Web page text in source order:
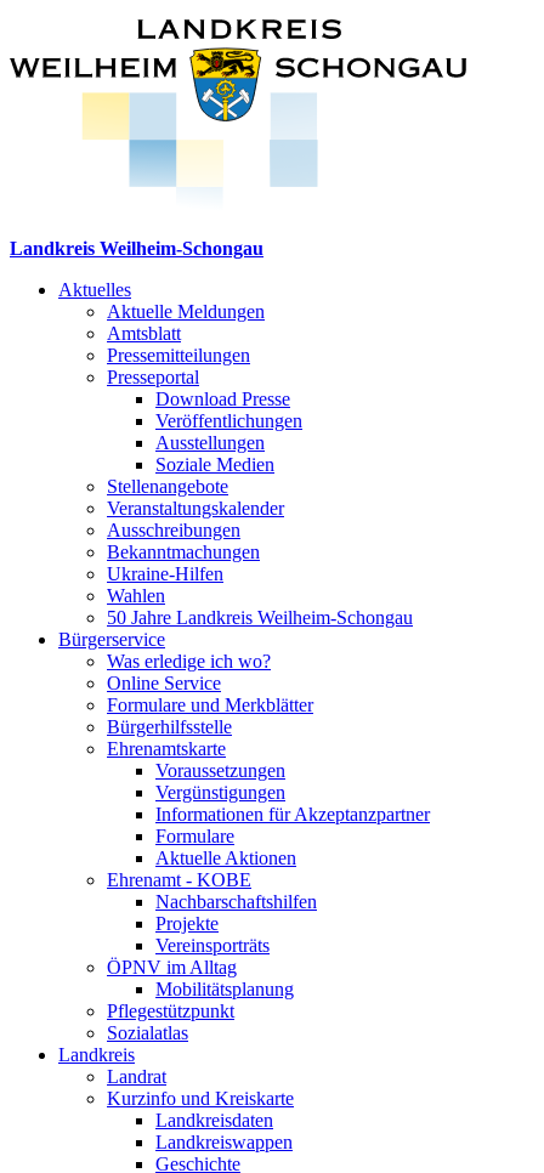
Landkreis Weilheim-Schongau
Aktuelles
Aktuelle Meldungen
Amtsblatt
Pressemitteilungen
Presseportal
Download Presse
Veröffentlichungen
Ausstellungen
Soziale Medien
Stellenangebote
Veranstaltungskalender
Ausschreibungen
Bekanntmachungen
Ukraine-Hilfen
Wahlen
50 Jahre Landkreis Weilheim-Schongau
Bürgerservice
Was erledige ich wo?
Online Service
Formulare und Merkblätter
Bürgerhilfsstelle
Ehrenamtskarte
Voraussetzungen
Vergünstigungen
Informationen für Akzeptanzpartner
Formulare
Aktuelle Aktionen
Ehrenamt - KOBE
Nachbarschaftshilfen
Projekte
Vereinsporträts
ÖPNV im Alltag
Mobilitätsplanung
Pflegestützpunkt
Sozialatlas
Landkreis
Landrat
Kurzinfo und Kreiskarte
Landkreisdaten
Landkreiswappen
Geschichte